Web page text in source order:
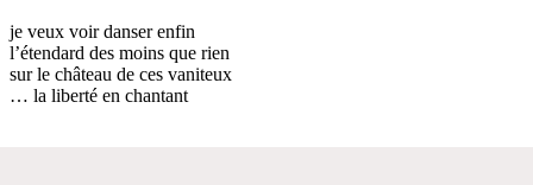
je veux voir danser enfin
l’étendard des moins que rien
sur le château de ces vaniteux
… la liberté en chantant